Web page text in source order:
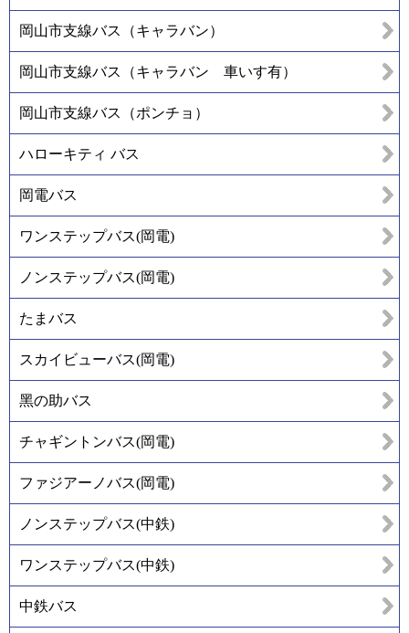
岡山市支線バス（キャラバン）
岡山市支線バス（キャラバン 車いす有）
岡山市支線バス（ポンチョ）
ハローキティ バス
岡電バス
ワンステップバス(岡電)
ノンステップバス(岡電)
たまバス
スカイビューバス(岡電)
黑の助バス
チャギントンバス(岡電)
ファジアーノバス(岡電)
ノンステップバス(中鉄)
ワンステップバス(中鉄)
中鉄バス